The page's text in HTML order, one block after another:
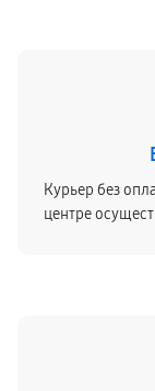
Курьер без
центре